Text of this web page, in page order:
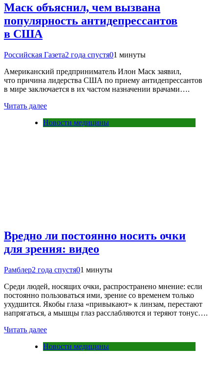
Маск объяснил, чем вызвана
популярность антидепрессантов
в США
Российская Газета2 года спустя01 минуты
Американский предприниматель Илон Маск заявил,
что причина лидерства США по приему антидепрессантов
в мире заключается в их частом назначении врачами….
Читать далее
Новости медицины
Вредно ли постоянно носить очки
для зрения: видео
Рамблер2 года спустя01 минуты
Среди людей, носящих очки, распространено мнение: если
постоянно пользоваться ими, зрение со временем только
ухудшится. Якобы глаза «привыкают» к линзам, перестают
напрягаться, а мышцы глаз расслабляются и теряют тонус….
Читать далее
Новости медицины